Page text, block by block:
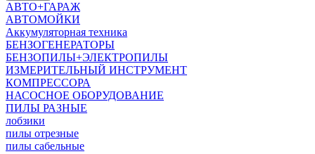
АВТО+ГАРАЖ
АВТОМОЙКИ
Аккумуляторная техника
БЕНЗОГЕНЕРАТОРЫ
БЕНЗОПИЛЫ+ЭЛЕКТРОПИЛЫ
ИЗМЕРИТЕЛЬНЫЙ ИНСТРУМЕНТ
КОМПРЕССОРА
НАСОСНОЕ ОБОРУДОВАНИЕ
ПИЛЫ РАЗНЫЕ
лобзики
пилы отрезные
пилы сабельные